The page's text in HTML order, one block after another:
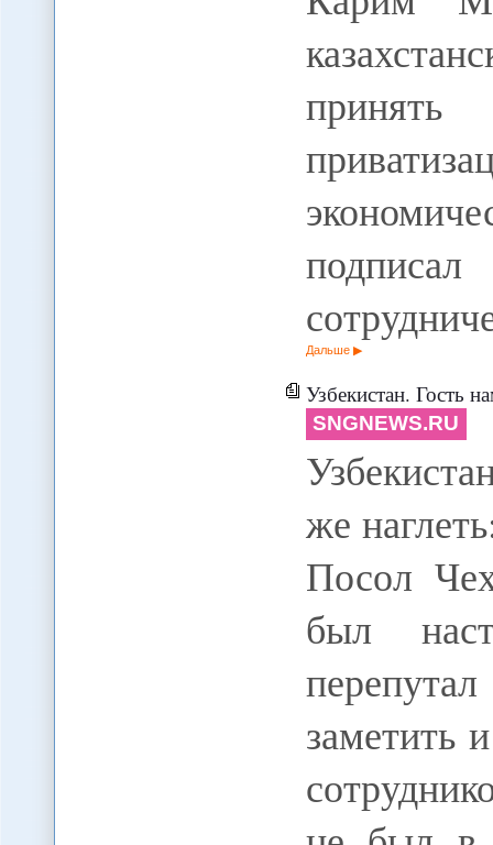
Дальше
Узбекистан. Гость
SNGNEWS.RU
же
Посол
был
заметить